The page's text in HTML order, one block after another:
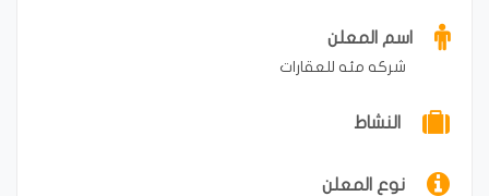
اسم المعلن
شركه مئه للعقارات
النشاط
نوع المعلن